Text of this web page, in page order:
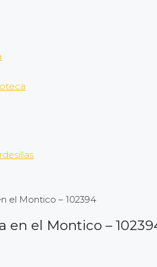
el Montico – 102394
en el Montico –